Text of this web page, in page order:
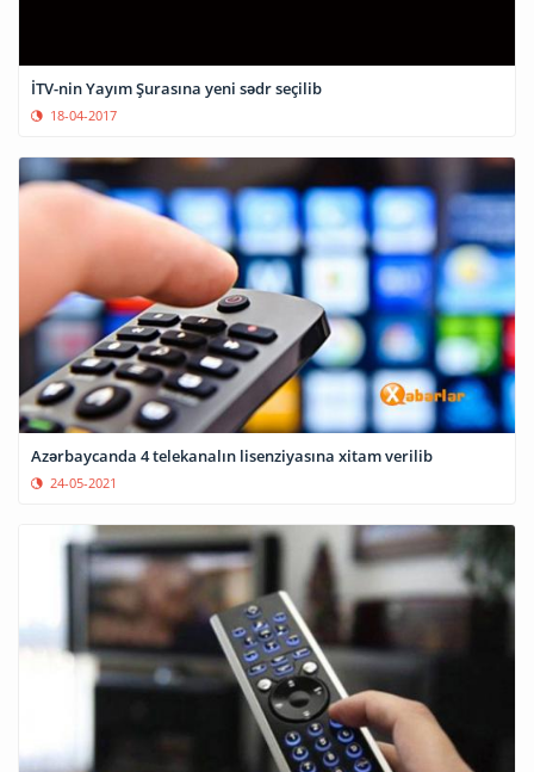
İTV-nin Yayım Şurasına yeni sədr seçilib
18-04-2017
Azərbaycanda 4 telekanalın lisenziyasına xitam verilib
24-05-2021